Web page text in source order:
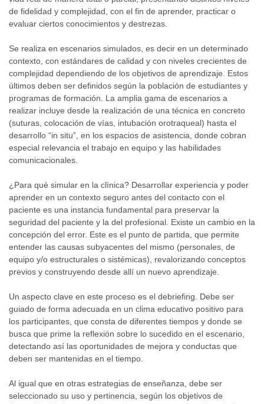
de fidelidad y complejidad, con el fin de aprender, practicar o
evaluar ciertos conocimientos y destrezas.
Se realiza en escenarios simulados, es decir en un determinado
contexto, con estándares de calidad y con niveles crecientes de
complejidad dependiendo de los objetivos de aprendizaje. Estos
últimos deben ser definidos según la población de estudiantes y
programas de formación. La amplia gama de escenarios a
realizar incluye desde la realización de una técnica en concreto
(suturas, colocación de vías, intubación orotraqueal) hasta el
desarrollo “in situ”, en los espacios de asistencia, donde cobran
especial relevancia el trabajo en equipo y las habilidades
comunicacionales.
¿Para qué simular en la clínica? Desarrollar experiencia y poder
aprender en un contexto seguro antes del contacto con el
paciente es una instancia fundamental para preservar la
seguridad del paciente y la del profesional. Existe un cambio en la
concepción del error. Este es el punto de partida, que permite
entender las causas subyacentes del mismo (personales, de
equipo y/o estructurales o sistémicas), revalorizando conceptos
previos y construyendo desde allí un nuevo aprendizaje.
Un aspecto clave en este proceso es el debriefing. Debe ser
guiado de forma adecuada en un clima educativo positivo para
los participantes, que consta de diferentes tiempos y donde se
busca que prime la reflexión sobre lo sucedido en el escenario,
detectando así las oportunidades de mejora y conductas que
deben ser mantenidas en el tiempo.
Al igual que en otras estrategias de enseñanza, debe ser
seleccionado su uso y pertinencia, según los objetivos de